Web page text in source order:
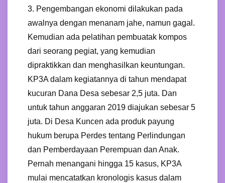
3. Pengembangan ekonomi dilakukan pada
awalnya dengan menanam jahe, namun gagal.
Kemudian ada pelatihan pembuatak kompos
dari seorang pegiat, yang kemudian
dipraktikkan dan menghasilkan keuntungan.
KP3A dalam kegiatannya di tahun mendapat
kucuran Dana Desa sebesar 2,5 juta. Dan
untuk tahun anggaran 2019 diajukan sebesar 5
juta. Di Desa Kuncen ada produk payung
hukum berupa Perdes tentang Perlindungan
dan Pemberdayaan Perempuan dan Anak.
Pernah menangani hingga 15 kasus, KP3A
mulai mencatatkan kronologis kasus dalam